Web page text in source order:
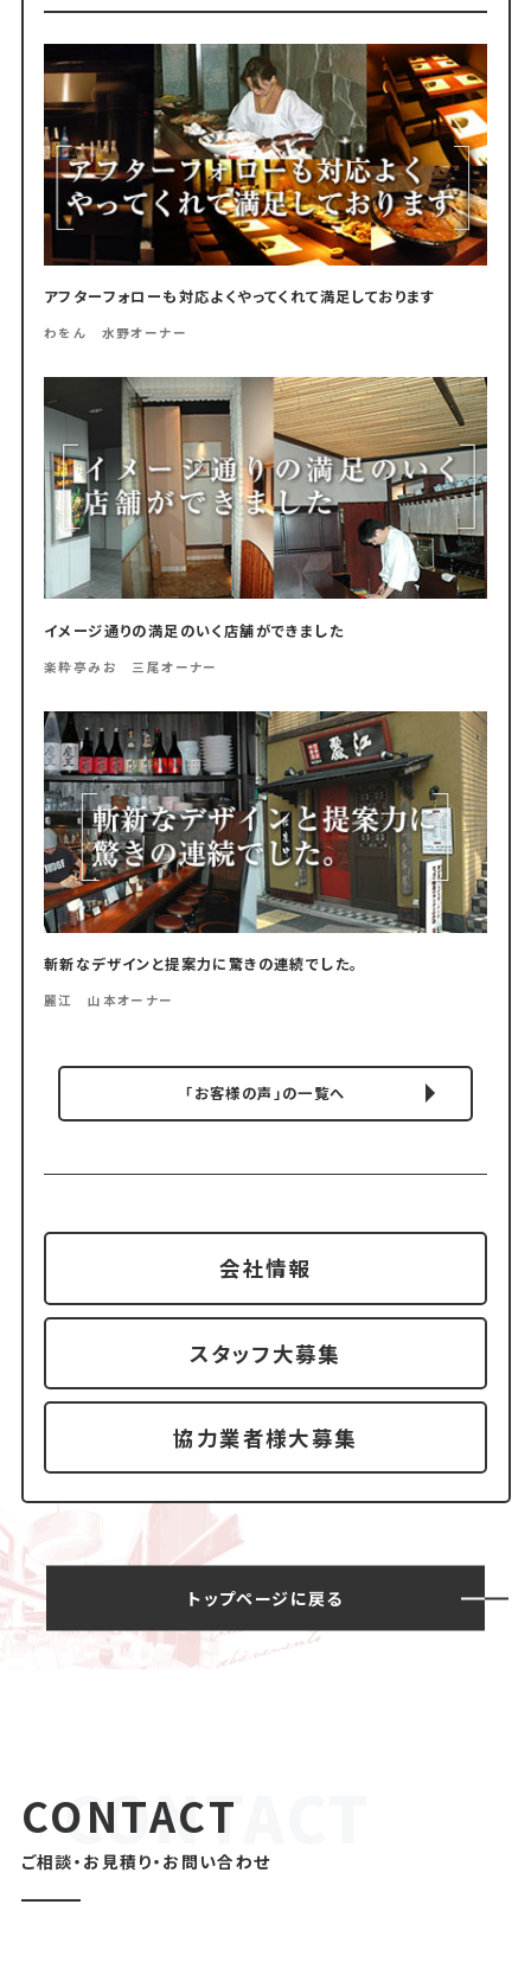
アフターフォローも対応よくやってくれて満足しております
わをん 水野オーナー
イメージ通りの満足のいく店舗ができました
楽粋亭みお 三尾オーナー
斬新なデザインと提案力に驚きの連続でした。
麗江 山本オーナー
「お客様の声」の一覧へ
会社情報
スタッフ大募集
協力業者様大募集
トップページに戻る
CONTACT
ご相談・お見積り・お問い合わせ